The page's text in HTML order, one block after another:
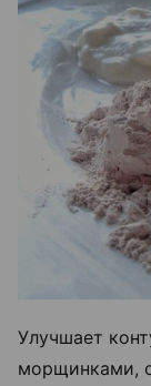
Улучшает
морщинками,